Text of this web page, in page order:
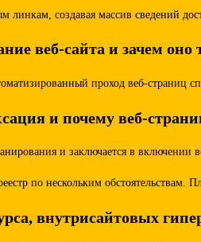
линкам, создавая массив сведений
веб-сайта и зачем оно
проход веб-
и почему веб-
и заключается в
по нескольким
внутрисайтовых